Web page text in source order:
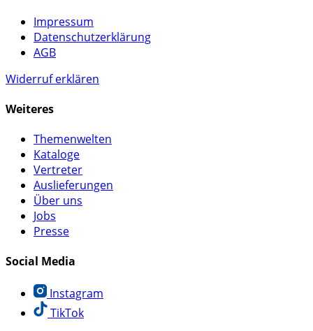
Impressum
Datenschutzerklärung
AGB
Widerruf erklären
Weiteres
Themenwelten
Kataloge
Vertreter
Auslieferungen
Über uns
Jobs
Presse
Social Media
Instagram
TikTok